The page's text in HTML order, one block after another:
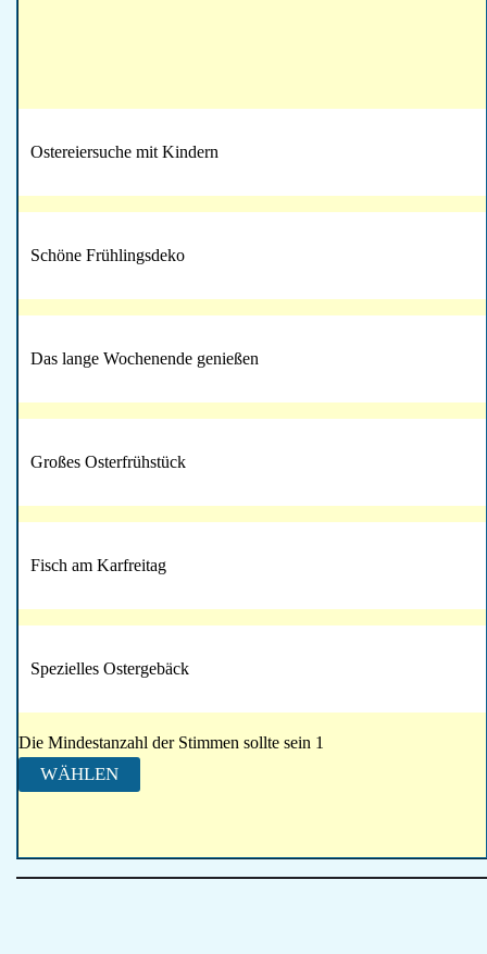
Ostereiersuche mit Kindern
Schöne Frühlingsdeko
Das lange Wochenende genießen
Großes Osterfrühstück
Fisch am Karfreitag
Spezielles Ostergebäck
Die Mindestanzahl der Stimmen sollte sein 1